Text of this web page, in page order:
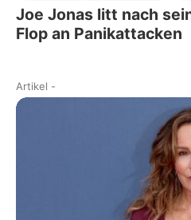
Joe Jonas litt nach
Flop an Panikattacken
Artikel -